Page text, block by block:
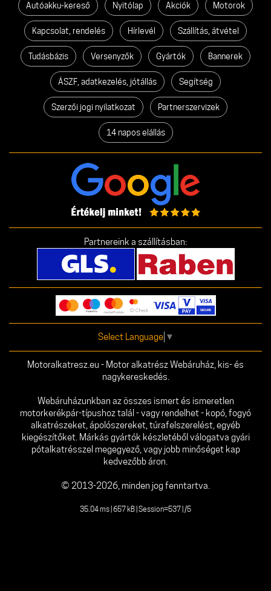
Autóakku-kereső Nyitólap Akciók Motorok
Kapcsolat, rendelés Hírlevél Szállítás, átvétel
Tudásbázis Versenyzők Gyártók Bannerek
ÁSZF, adatkezelés, jótállás Segítség
Szerzői jogi nyilatkozat Partnerszervizek
14 napos elállás
Partnereink a szállításban:
Select Language ▼
Motoralkatresz.eu - Motor alkatrész Webáruház, kis- és
nagykereskedés.
Webáruházunkban az összes ismert és ismeretlen
motorkerékpár-típushoz talál - vagy rendelhet - kopó, fogyó
alkatrészeket, ápolószereket, túrafelszerelést, egyéb
kiegészítőket. Márkás gyártók készletéből válogatva gyári
pótalkatrésszel megegyező, vagy jobb minőséget kap
kedvezőbb áron.
© 2013-2026, minden jog fenntartva.
35.04 ms | 657 kB | Session=537 | /5